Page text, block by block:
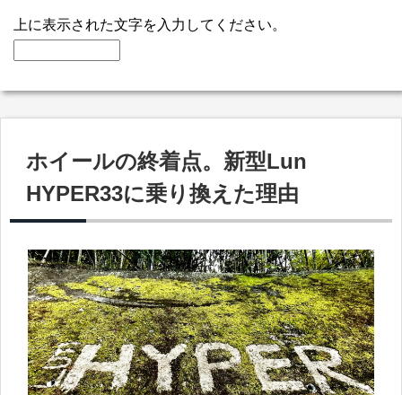
上に表示された文字を入力してください。
ホイールの終着点。新型Lun
HYPER33に乗り換えた理由